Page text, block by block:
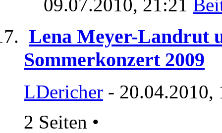
09.07.2010, 21:21
Lena Meyer-Landrut
Sommerkonzert 2009
LDericher - 20.04.2010,
2 Seiten •